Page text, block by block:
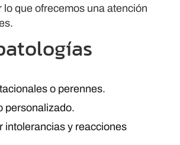
que ofrecemos una atención
o perennes.
personalizado.
intolerancias y reacciones